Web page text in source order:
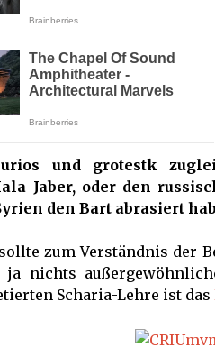
und grotestk
Jaber, oder den
den Bart abrasiert
zum Verständnis der
ja nichts
Scharia-Lehre ist das